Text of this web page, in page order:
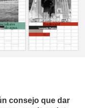
consejo que dar